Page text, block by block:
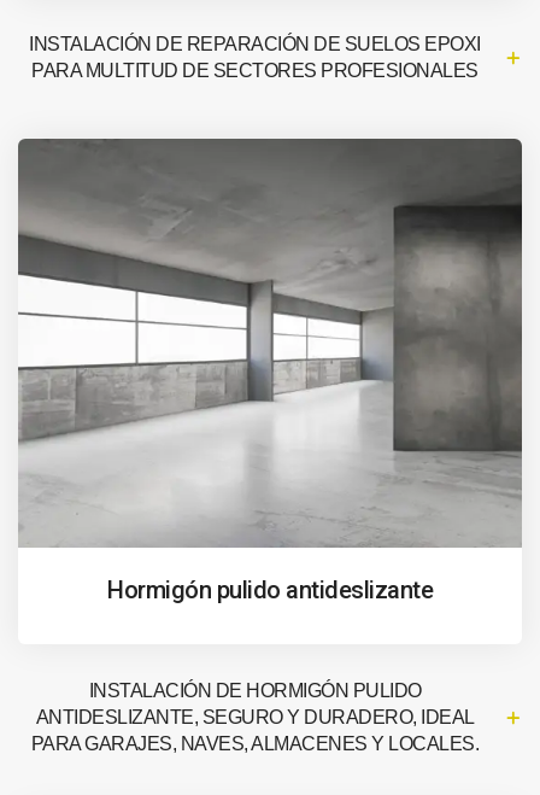
INSTALACIÓN DE REPARACIÓN DE SUELOS EPOXI
PARA MULTITUD DE SECTORES PROFESIONALES
Hormigón pulido antideslizante
INSTALACIÓN DE HORMIGÓN PULIDO
ANTIDESLIZANTE, SEGURO Y DURADERO, IDEAL
PARA GARAJES, NAVES, ALMACENES Y LOCALES.